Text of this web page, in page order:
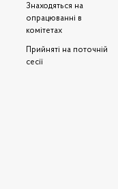
Знаходяться на
опрацюванні в
комітетах
Прийняті на поточній
сесії